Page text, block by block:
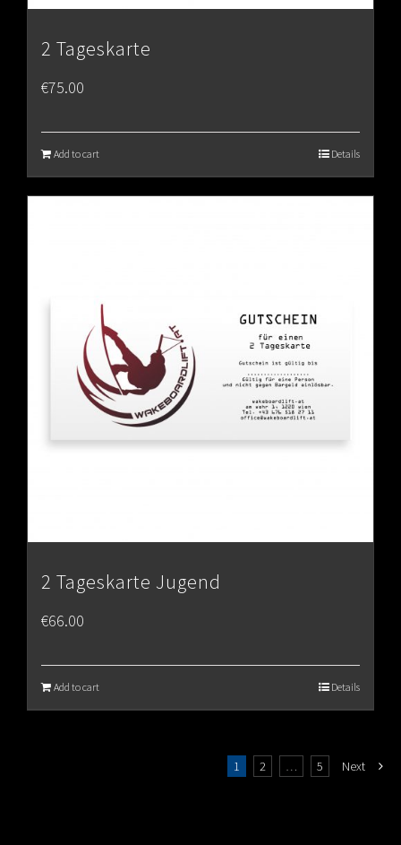
2 Tageskarte
€75.00
Add to cart Details
2 Tageskarte Jugend
€66.00
Add to cart Details
1 2 … 5 Next